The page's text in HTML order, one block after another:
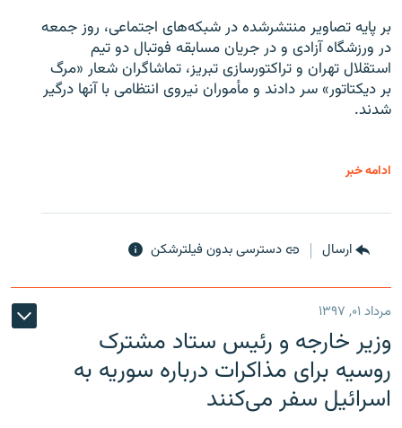
بر پایه تصاویر منتشرشده در شبکه‌های اجتماعی، روز جمعه
در ورزشگاه آزادی و در جریان مسابقه فوتبال دو تیم
استقلال تهران و تراکتورسازی تبریز، تماشاگران شعار «مرگ
بر دیکتاتور» سر دادند و مأموران نیروی انتظامی با آنها درگیر
شدند.
ادامه خبر
ارسال دسترسی بدون فیلترشکن
مرداد ۰۱, ۱۳۹۷
وزیر خارجه و رئیس‌ ستاد مشترک
روسیه برای مذاکرات درباره سوریه به
اسرائیل سفر می‌کنند